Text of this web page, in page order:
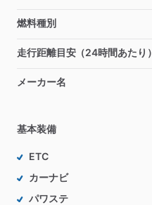
燃料種別
走行距離目安（24時間あたり）
メーカー名
基本装備
ETC
カーナビ
パワステ